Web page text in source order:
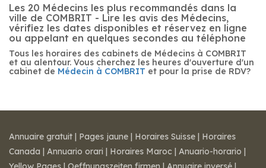
Les 20 Médecins les plus recommandés dans la
ville de COMBRIT - Lire les avis des Médecins,
vérifiez les dates disponibles et réservez en ligne
ou appelant en quelques secondes au téléphone
Tous les horaires des cabinets de Médecins à COMBRIT
et au alentour. Vous cherchez les heures d'ouverture d'un
cabinet de Médecin à COMBRIT et pour la prise de RDV?
Annuaire gratuit | Pages jaune | Horaires Suisse | Horaires
Canada | Annuario orari | Horaires Maroc | Anuario-horario |